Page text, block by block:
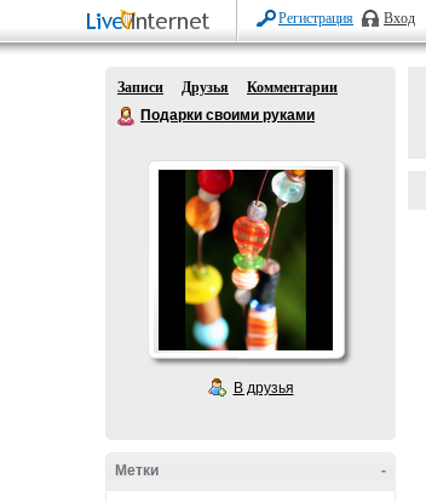
Регистрация Вход
Записи Друзья
Комментарии
Подарки своими руками
В друзья
-
Метки